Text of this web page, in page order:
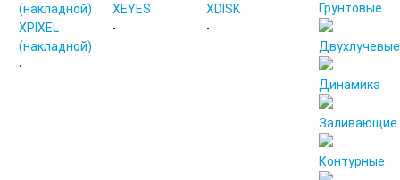
XPIXEL
(накладной)
•
XEYES
•
XDISK
•
Грунтовые
Двухлучевые
Динамика
Заливающие
Контурные